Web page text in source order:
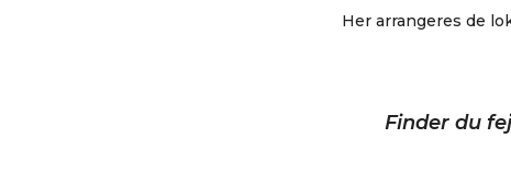
Her arrangeres de
Finder du